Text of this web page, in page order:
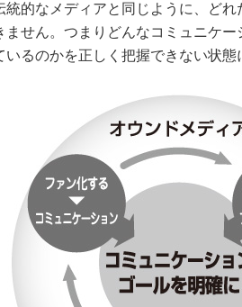
統的なメディアと同じように、ど
ません。つまりどんなコミュニケ
るのかを正しく把握できない状態